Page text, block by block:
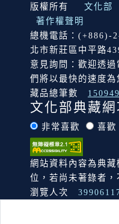
:::
版權所有 文化部
著作權聲明
總機電話：(+886)-
北市新莊區中平路
意見詢問：歡迎透
們將以最快的速度為
藏品總筆數
文化部典藏
非常喜歡 喜歡
網站資料內容為典
位，若尚未著錄者，
瀏覽人次